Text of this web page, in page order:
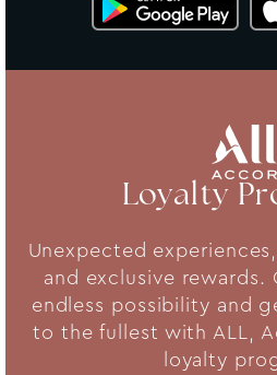
Loyalty
Unexpected
and exclusive
endless possibility and
to the fullest with ALL,
loyalty